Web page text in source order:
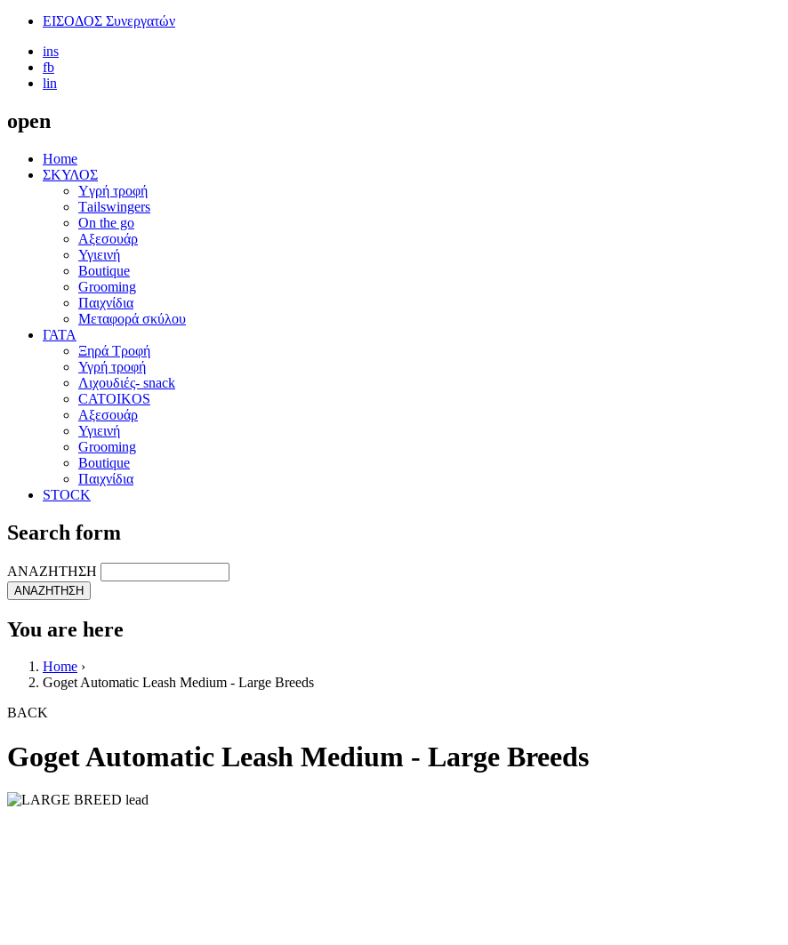
ΕΙΣΟΔΟΣ Συνεργατών
ins
fb
lin
open
Home
ΣΚΥΛΟΣ
Yγρή τροφή
Τailswingers
On the go
Αξεσουάρ
Υγιεινή
Boutique
Grooming
Παιχνίδια
Μεταφορά σκύλου
ΓΑΤΑ
Ξηρά Τροφή
Υγρή τροφή
Λιχουδιές- snack
CATOIKOS
Αξεσουάρ
Υγιεινή
Grooming
Boutique
Παιχνίδια
STOCK
Search form
ΑΝΑΖΗΤΗΣΗ
You are here
Home ›
Goget Automatic Leash Medium - Large Breeds
BACK
Goget Automatic Leash Medium - Large Breeds